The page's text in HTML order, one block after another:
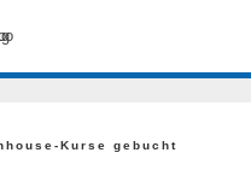
Kurse gebucht